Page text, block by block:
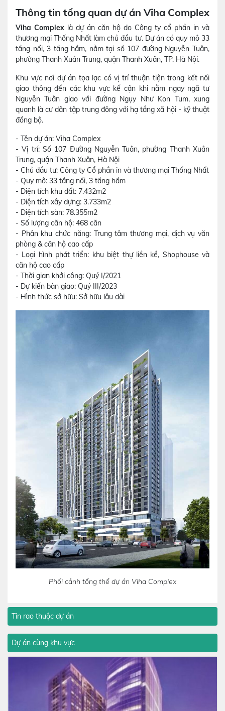
Thông tin tổng quan dự án Viha Complex
Viha Complex là dự án căn hộ do Công ty cổ phần in và
thương mại Thống Nhất làm chủ đầu tư. Dự án có quy mô 33
tầng nổi, 3 tầng hầm, nằm tại số 107 đường Nguyễn Tuân,
phường Thanh Xuân Trung, quận Thanh Xuân, TP. Hà Nội.
Khu vực nơi dự án tọa lạc có vị trí thuận tiện trong kết nối
giao thông đến các khu vực kế cận khi nằm ngay ngã tư
Nguyễn Tuân giao với đường Ngụy Như Kon Tum, xung
quanh là cư dân tập trung đông với hạ tầng xã hội - kỹ thuật
đồng bộ.
- Tên dự án: Viha Complex
- Vị trí: Số 107 Đường Nguyễn Tuân, phường Thanh Xuân
Trung, quận Thanh Xuân, Hà Nội
- Chủ đầu tư: Công ty Cổ phần in và thương mại Thống Nhất
- Quy mô: 33 tầng nổi, 3 tầng hầm
- Diện tích khu đất: 7.432m2
- Diện tích xây dựng: 3.733m2
- Diện tích sàn: 78.355m2
- Số lượng căn hộ: 468 căn
- Phân khu chức năng: Trung tâm thương mại, dịch vụ văn
phòng & căn hộ cao cấp
- Loại hình phát triển: khu biệt thự liền kề, Shophouse và
căn hộ cao cấp
- Thời gian khởi công: Quý I/2021
- Dự kiến bàn giao: Quý III/2023
- Hình thức sở hữu: Sở hữu lâu dài
Phối cảnh tổng thể dự án Viha Complex
Tin rao thuộc dự án
Dự án cùng khu vực